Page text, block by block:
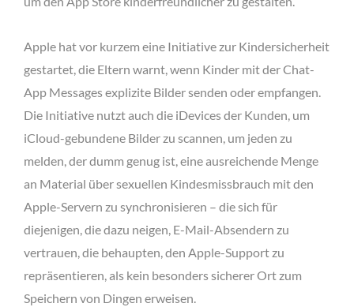
Apple hat vor kurzem eine Initiative zur Kindersicherheit
gestartet, die Eltern warnt, wenn Kinder mit der Chat-
App Messages explizite Bilder senden oder empfangen.
Die Initiative nutzt auch die iDevices der Kunden, um
iCloud-gebundene Bilder zu scannen, um jeden zu
melden, der dumm genug ist, eine ausreichende Menge
an Material über sexuellen Kindesmissbrauch mit den
Apple-Servern zu synchronisieren – die sich für
diejenigen, die dazu neigen, E-Mail-Absendern zu
vertrauen, die behaupten, den Apple-Support zu
repräsentieren, als kein besonders sicherer Ort zum
Speichern von Dingen erweisen.